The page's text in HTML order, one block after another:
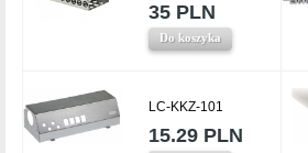
35 PLN
Do koszyka
LC-KKZ-101
15.29 PLN